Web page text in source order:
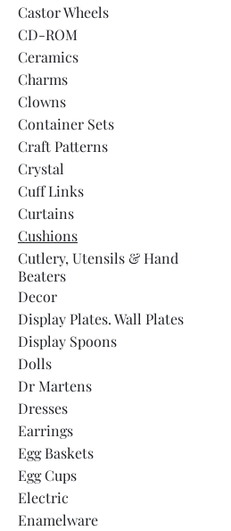
Castor Wheels
CD-ROM
Ceramics
Charms
Clowns
Container Sets
Craft Patterns
Crystal
Cuff Links
Curtains
Cushions
Cutlery, Utensils & Hand
Beaters
Decor
Display Plates. Wall Plates
Display Spoons
Dolls
Dr Martens
Dresses
Earrings
Egg Baskets
Egg Cups
Electric
Enamelware